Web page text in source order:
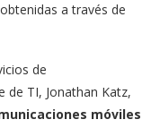
a través de
de
de TI, Jonathan Katz,
móviles